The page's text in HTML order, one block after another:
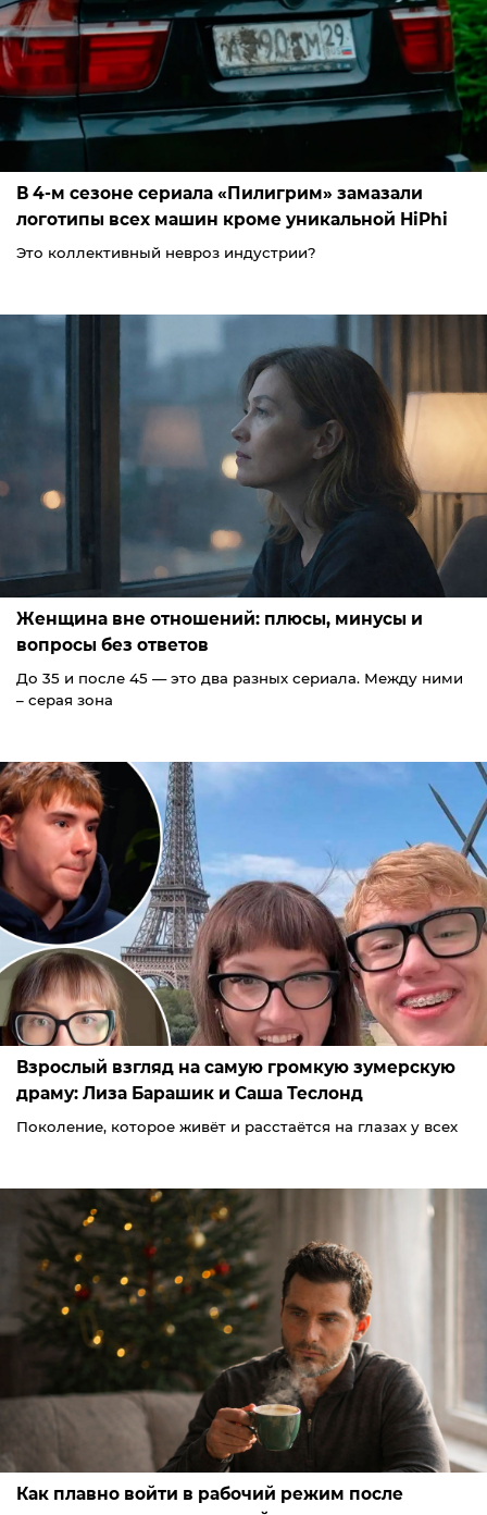
В 4-м сезоне сериала «Пилигрим» замазали
логотипы всех машин кроме уникальной HiPhi
Это коллективный невроз индустрии?
Женщина вне отношений: плюсы, минусы и
вопросы без ответов
До 35 и после 45 — это два разных сериала. Между ними
– серая зона
Взрослый взгляд на самую громкую зумерскую
драму: Лиза Барашик и Саша Теслонд
Поколение, которое живёт и расстаётся на глазах у всех
Как плавно войти в рабочий режим после